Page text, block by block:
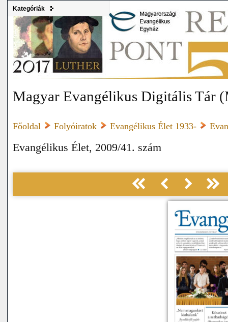
Kategóriák
Magyar Evangélikus Digitális Tár
Főoldal Folyóiratok Evangélikus Élet 1933-
Evangélikus Élet, 2009/41. szám